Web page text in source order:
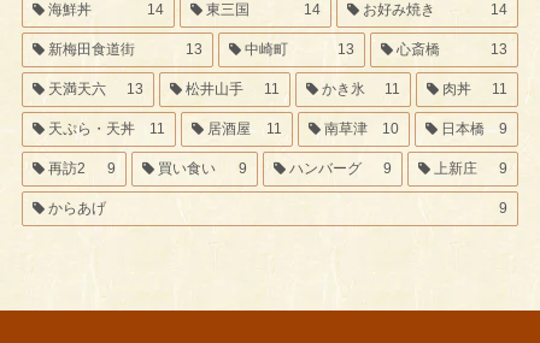
海鮮丼 14 東三国 14 お好み焼き 14
新梅田食道街 13 中崎町 13 心斎橋 13
天満天六 13 松井山手 11 かき氷 11 肉丼 11
天ぷら・天丼 11 居酒屋 11 南草津 10 日本橋 9
再訪2 9 買い食い 9 ハンバーグ 9 上新庄 9
からあげ 9